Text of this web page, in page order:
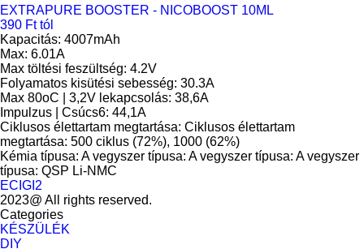
EXTRAPURE BOOSTER - NICOBOOST 10ML
390 Ft tól
Kapacitás: 4007mAh
Max: 6.01A
Max töltési feszültség: 4.2V
Folyamatos kisütési sebesség: 30.3A
Max 80oC | 3,2V lekapcsolás: 38,6A
Impulzus | Csúcs6: 44,1A
Ciklusos élettartam megtartása: Ciklusos élettartam
megtartása: 500 ciklus (72%), 1000 (62%)
Kémia típusa: A vegyszer típusa: A vegyszer típusa: A vegyszer
típusa: QSP Li-NMC
ECIGI2
2023@ All rights reserved.
Categories
KÉSZÜLÉK
DIY